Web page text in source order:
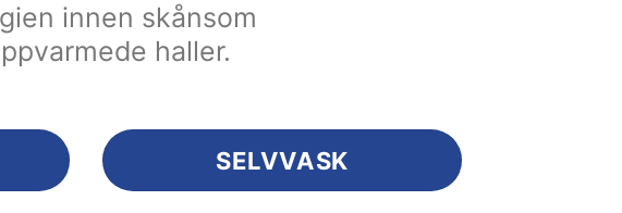
innen skånsom
haller.
SELVVASK